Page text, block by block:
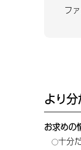
フ
より
お求めの
十分